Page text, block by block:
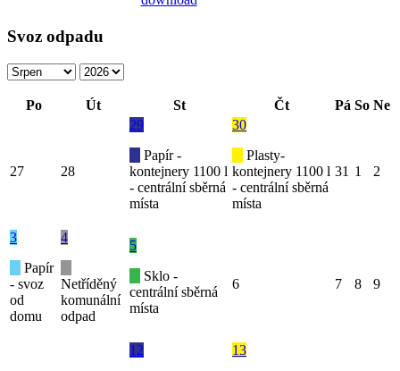
Svoz odpadu
Po Út St Čt Pá So Ne
27 28
29
Papír -
kontejnery 1100 l
- centrální sběrná
místa
30
Plasty-
kontejnery 1100 l
- centrální sběrná
místa
31 1 2
3
Papír
- svoz
od
domu
4
Netříděný
komunální
odpad
5
Sklo -
centrální sběrná
místa
6 7 8 9
12
13